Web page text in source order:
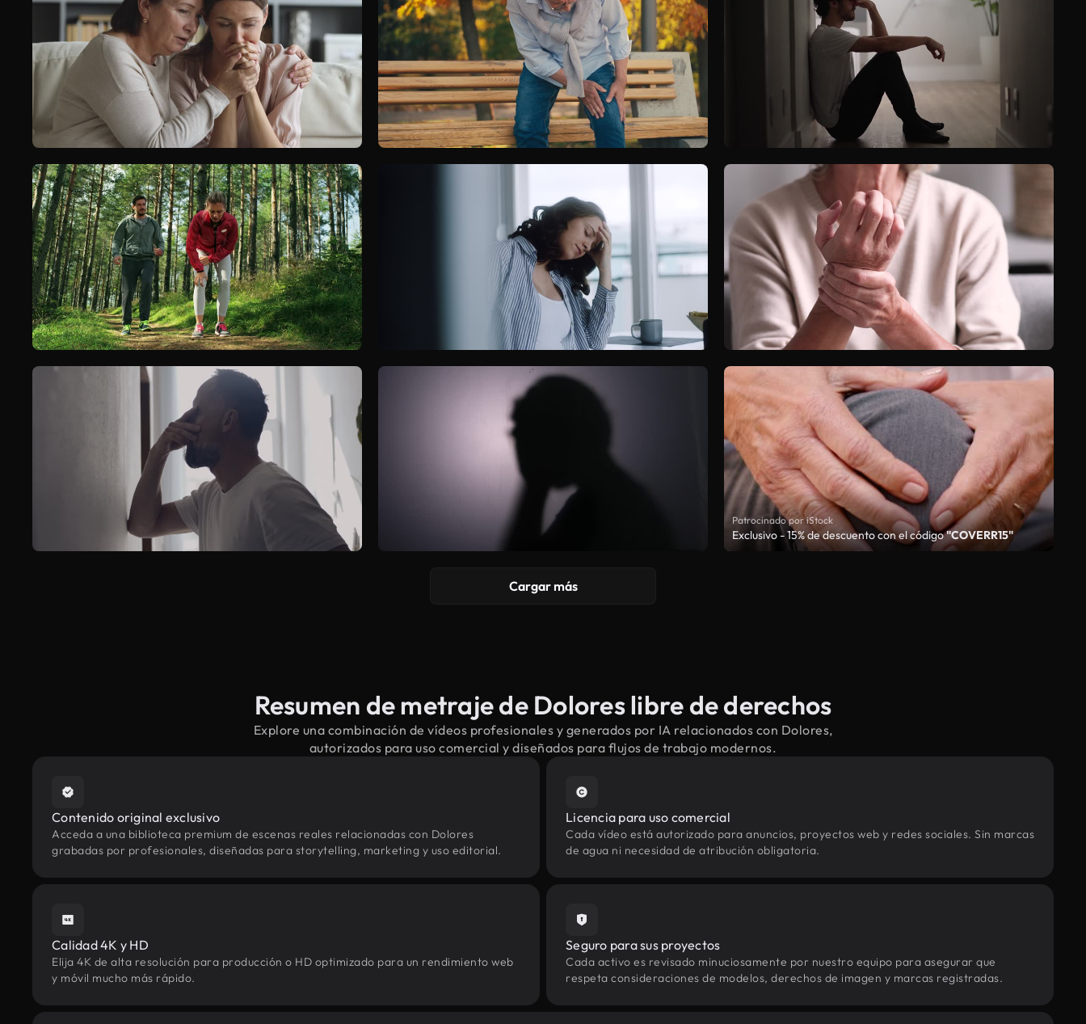
Patrocinado por iStock
Exclusivo - 15% de descuento con el código"COVERR15"
Cargar más
Resumen de metraje de Dolores libre de derechos
Explore una combinación de vídeos profesionales y generados por IA relacionados con Dolores,
autorizados para uso comercial y diseñados para flujos de trabajo modernos.
Contenido original exclusivo
Acceda a una biblioteca premium de escenas reales relacionadas con Dolores
grabadas por profesionales, diseñadas para storytelling, marketing y uso editorial.
Licencia para uso comercial
Cada vídeo está autorizado para anuncios, proyectos web y redes sociales. Sin marcas
de agua ni necesidad de atribución obligatoria.
Calidad 4K y HD
Elija 4K de alta resolución para producción o HD optimizado para un rendimiento web
y móvil mucho más rápido.
Seguro para sus proyectos
Cada activo es revisado minuciosamente por nuestro equipo para asegurar que
respeta consideraciones de modelos, derechos de imagen y marcas registradas.